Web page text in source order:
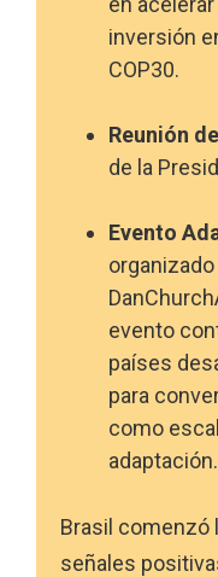
inversión
COP30.
Reunión
de la
Evento
evento
países
para
como
adaptación.
Brasil comenzó
señales